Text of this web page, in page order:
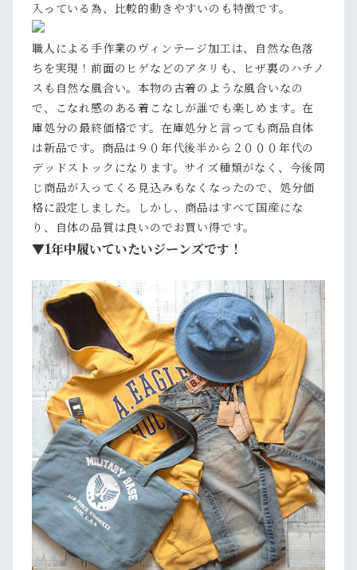
入っている為、比較的動きやすいのも特徴です。
職人による手作業のヴィンテージ加工は、自然な色落
ちを実現！前面のヒゲなどのアタリも、ヒザ裏のハチノ
スも自然な風合い。本物の古着のような風合いなの
で、こなれ感のある着こなしが誰でも楽しめます。在
庫処分の最終価格です。在庫処分と言っても商品自体
は新品です。商品は９０年代後半から２０００年代の
デッドストックになります。サイズ種類がなく、今後同
じ商品が入ってくる見込みもなくなったので、処分価
格に設定しました。しかし、商品はすべて国産にな
り、自体の品質は良いのでお買い得です。
▼1年中履いていたいジーンズです！